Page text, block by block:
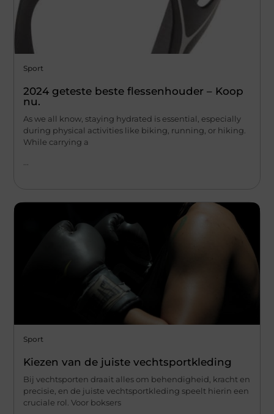
Sport
2024 geteste beste flessenhouder – Koop
nu.
As we all know, staying hydrated is essential, especially
during physical activities like biking, running, or hiking.
While carrying a
...
Sport
Kiezen van de juiste vechtsportkleding
Bij vechtsporten draait alles om behendigheid, kracht en
precisie, en de juiste vechtsportkleding speelt hierin een
cruciale rol. Voor boksers